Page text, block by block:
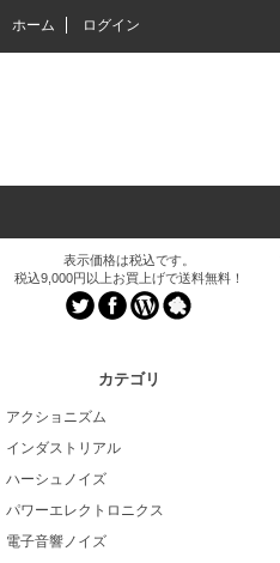
ホーム ログイン
表示価格は税込です。
税込9,000円以上お買上げで送料無料！
カテゴリ
アクショニズム
インダストリアル
ハーシュノイズ
パワーエレクトロニクス
電子音響ノイズ